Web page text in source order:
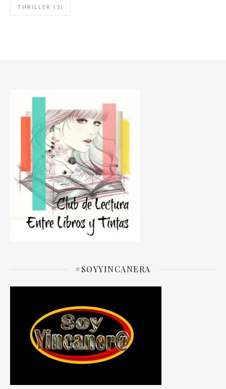
THRILLER (3)
#SOYYINCANERA